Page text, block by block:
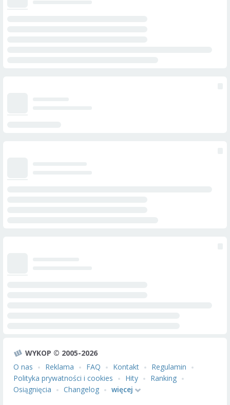
WYKOP © 2005-2026
O nas
Reklama FAQ Kontakt
Regulamin
Polityka prywatności i cookies
Hity
Ranking
Osiągnięcia
Changelog
więcej